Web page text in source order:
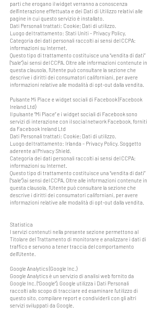
parti che erogano il widget verranno a conoscenza
dell’interazione effettuata e dei Dati di Utilizzo relativi alle
pagine in cui questo servizio è installato.
Dati Personali trattati: Cookie; Dati di utilizzo.
Luogo del trattamento: Stati Uniti – Privacy Policy.
Categoria dei dati personali raccolti ai sensi del CCPA:
informazioni su Internet.
Questo tipo di trattamento costituisce una “vendita di dati”
(“sale”) ai sensi del CCPA. Oltre alle informazioni contenute in
questa clausola, l’Utente può consultare la sezione che
descrive i diritti dei consumatori californiani, per avere
informazioni relative alle modalità di opt-out dalla vendita.
Pulsante Mi Piace e widget sociali di Facebook (Facebook
Ireland Ltd)
Il pulsante “Mi Piace” e i widget sociali di Facebook sono
servizi di interazione con il social network Facebook, forniti
da Facebook Ireland Ltd
Dati Personali trattati: Cookie; Dati di utilizzo.
Luogo del trattamento: Irlanda – Privacy Policy. Soggetto
aderente al Privacy Shield.
Categoria dei dati personali raccolti ai sensi del CCPA:
informazioni su Internet.
Questo tipo di trattamento costituisce una “vendita di dati”
(“sale”) ai sensi del CCPA. Oltre alle informazioni contenute in
questa clausola, l’Utente può consultare la sezione che
descrive i diritti dei consumatori californiani, per avere
informazioni relative alle modalità di opt-out dalla vendita.
Statistica
I servizi contenuti nella presente sezione permettono al
Titolare del Trattamento di monitorare e analizzare i dati di
traffico e servono a tener traccia del comportamento
dell’Utente.
Google Analytics (Google Inc.)
Google Analytics è un servizio di analisi web fornito da
Google Inc. (“Google”). Google utilizza i Dati Personali
raccolti allo scopo di tracciare ed esaminare l’utilizzo di
questo sito, compilare report e condividerli con gli altri
servizi sviluppati da Google.